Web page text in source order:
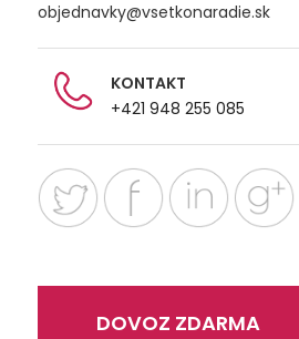
objednavky@vsetkonaradie.sk
KONTAKT
+421 948 255 085
DOVOZ ZDARMA